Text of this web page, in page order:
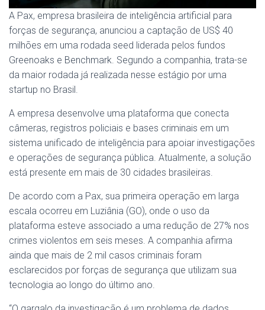
A Pax, empresa brasileira de inteligência artificial para
forças de segurança, anunciou a captação de US$ 40
milhões em uma rodada seed liderada pelos fundos
Greenoaks e Benchmark. Segundo a companhia, trata-se
da maior rodada já realizada nesse estágio por uma
startup no Brasil.
A empresa desenvolve uma plataforma que conecta
câmeras, registros policiais e bases criminais em um
sistema unificado de inteligência para apoiar investigações
e operações de segurança pública. Atualmente, a solução
está presente em mais de 30 cidades brasileiras.
De acordo com a Pax, sua primeira operação em larga
escala ocorreu em Luziânia (GO), onde o uso da
plataforma esteve associado a uma redução de 27% nos
crimes violentos em seis meses. A companhia afirma
ainda que mais de 2 mil casos criminais foram
esclarecidos por forças de segurança que utilizam sua
tecnologia ao longo do último ano.